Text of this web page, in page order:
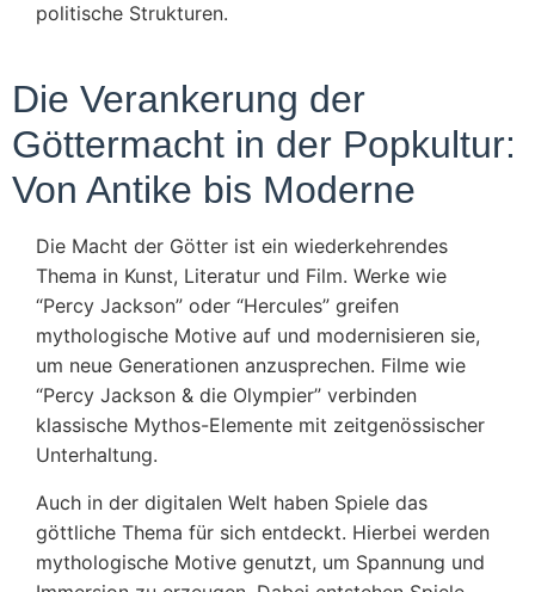
politische Strukturen.
Die Verankerung der
Göttermacht in der Popkultur:
Von Antike bis Moderne
Die Macht der Götter ist ein wiederkehrendes
Thema in Kunst, Literatur und Film. Werke wie
“Percy Jackson” oder “Hercules” greifen
mythologische Motive auf und modernisieren sie,
um neue Generationen anzusprechen. Filme wie
“Percy Jackson & die Olympier” verbinden
klassische Mythos-Elemente mit zeitgenössischer
Unterhaltung.
Auch in der digitalen Welt haben Spiele das
göttliche Thema für sich entdeckt. Hierbei werden
mythologische Motive genutzt, um Spannung und